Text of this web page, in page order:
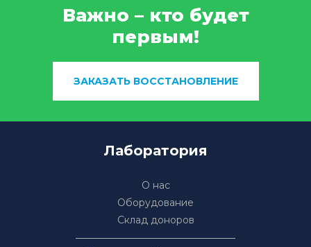
Важно – кто будет
первым!
ЗАКАЗАТЬ ВОССТАНОВЛЕНИЕ
Лаборатория
О нас
Оборудование
Склад доноров